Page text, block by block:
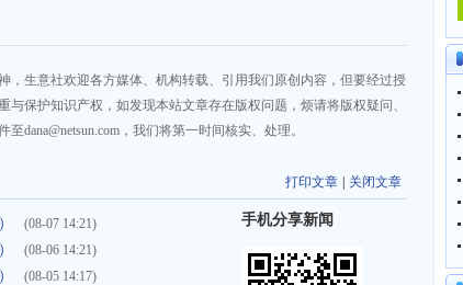
，生意社欢迎各方媒体、机构转载、引用我们原创内容，但要经过授
保护知识产权，如发现本站文章存在版权问题，烦请将版权疑问、
dana@netsun.com，我们将第一时间核实、处理。
打印文章 关闭文章
(08-07 14:21)
(08-06 14:21)
(08-05 14:17)
手机分享新闻